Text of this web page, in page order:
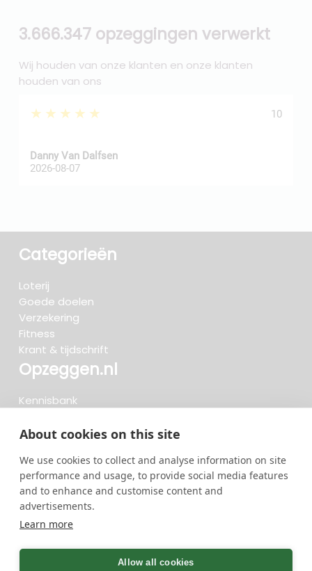
About cookies on this site
We use cookies to collect and analyse information on site
performance and usage, to provide social media features
and to enhance and customise content and
advertisements.
Learn more
Allow all cookies
3.666.347 opzeggingen verwerkt
Wij houden van onze klanten en onze klanten
houden van ons
★★★★★ 10
Danny Van Dalfsen
2026-08-07
Categorieën
Loterij
Goede doelen
Verzekering
Fitness
Krant & tijdschrift
Opzeggen.nl
Kennisbank
Beoordelingen
Meteen opzeggen
722 opzeggingen afgelopen 30 dagen - 3.666.127